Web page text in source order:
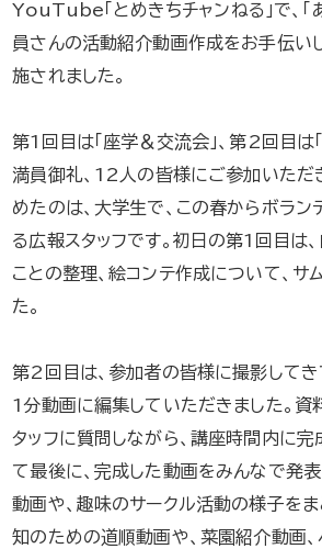
YouTube「とめきちチャンねる」で、「
員さんの活動紹介動画作成をお手伝い
施されました。
第1回目は「座学＆交流会」、第2回目は
満員御礼、12人の皆様にご参加いただ
めたのは、大学生で、この春からボラン
る広報スタッフです。初日の第1回目は
ことの整理、絵コンテ作成について、サ
た。
第2回目は、参加者の皆様に撮影して
1分動画に編集していただきました。資
タッフに質問しながら、講座時間内に完
て最後に、完成した動画をみんなで発
動画や、趣味のサークル活動の様子を
知のための道順動画や、菜園紹介動画、